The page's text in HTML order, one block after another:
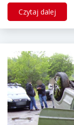
Czytaj dalej